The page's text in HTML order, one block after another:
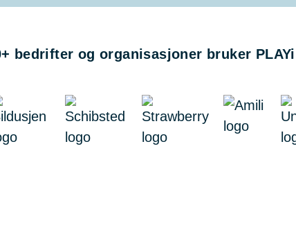
bedrifter og organisasjoner bruker